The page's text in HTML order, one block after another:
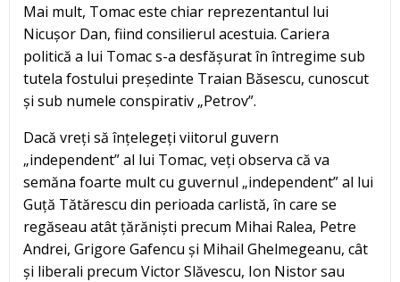
Mai mult, Tomac este chiar reprezentantul lui
Nicușor Dan, fiind consilierul acestuia. Cariera
politică a lui Tomac s-a desfășurat în întregime sub
tutela fostului președinte Traian Băsescu, cunoscut
și sub numele conspirativ „Petrov”.
Dacă vreți să înțelegeți viitorul guvern
„independent” al lui Tomac, veți observa că va
semăna foarte mult cu guvernul „independent” al lui
Guță Tătărescu din perioada carlistă, în care se
regăseau atât țărăniști precum Mihai Ralea, Petre
Andrei, Grigore Gafencu și Mihail Ghelmegeanu, cât
și liberali precum Victor Slăvescu, Ion Nistor sau